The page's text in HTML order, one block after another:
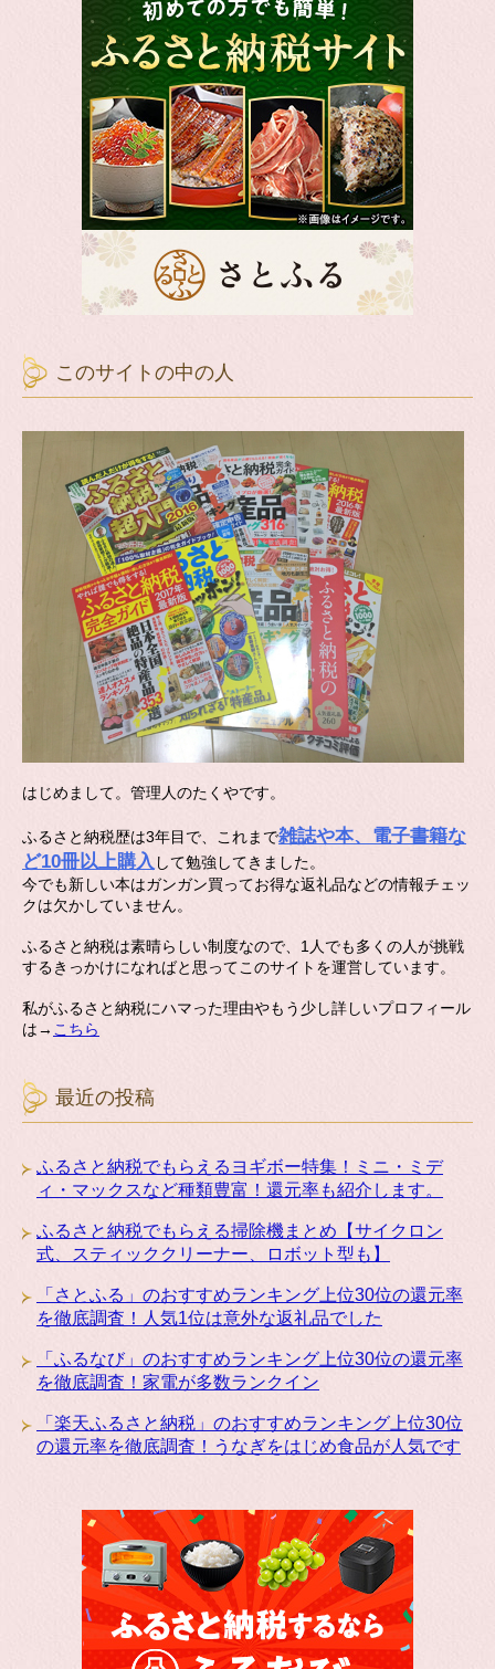
このサイトの中の人
はじめまして。管理人のたくやです。
ふるさと納税歴は3年目で、これまで雑誌や本、電子書籍な
ど10冊以上購入 して勉強してきました。
今でも新しい本はガンガン買ってお得な返礼品などの情報チェッ
クは欠かしていません。
ふるさと納税は素晴らしい制度なので、1人でも多くの人が挑戦
するきっかけになればと思ってこのサイトを運営しています。
私がふるさと納税にハマった理由やもう少し詳しいプロフィール
は→ こちら
最近の投稿
ふるさと納税でもらえるヨギボー特集！ミニ・ミデ
ィ・マックスなど種類豊富！還元率も紹介します。
ふるさと納税でもらえる掃除機まとめ【サイクロン
式、スティッククリーナー、ロボット型も】
「さとふる」のおすすめランキング上位30位の還元率
を徹底調査！人気1位は意外な返礼品でした
「ふるなび」のおすすめランキング上位30位の還元率
を徹底調査！家電が多数ランクイン
「楽天ふるさと納税」のおすすめランキング上位30位
の還元率を徹底調査！うなぎをはじめ食品が人気です